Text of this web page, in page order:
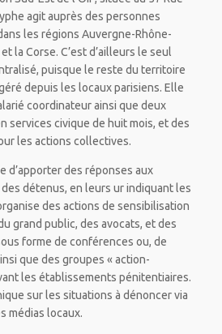
agit auprès des personnes
les régions Auvergne-Rhône-
la Corse. C’est d’ailleurs le seul
puisque le reste du territoire
depuis les locaux parisiens. Elle
coordinateur ainsi que deux
services civique de huit mois, et des
les actions collectives.
d’apporter des réponses aux
détenus, en leurs ur indiquant les
des actions de sensibilisation
grand public, des avocats, et des
forme de conférences ou, de
que des groupes « action-
les établissements pénitentiaires.
sur les situations à dénoncer via
médias locaux.